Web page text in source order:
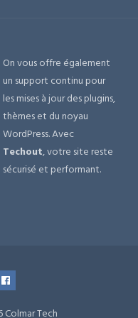
On vous offre également
un support continu pour
les mises à jour des plugins,
thèmes et du noyau
WordPress. Avec
Techout, votre site reste
sécurisé et performant.
Tech